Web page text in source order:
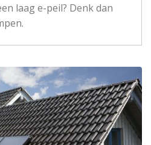
laag e-peil? Denk dan